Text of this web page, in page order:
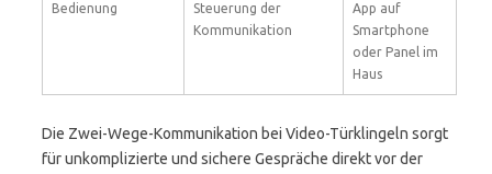
Bedienung
Steuerung der
Kommunikation
App auf
Smartphone
oder Panel im
Haus
Die Zwei-Wege-Kommunikation bei Video-Türklingeln sorgt
für unkomplizierte und sichere Gespräche direkt vor der